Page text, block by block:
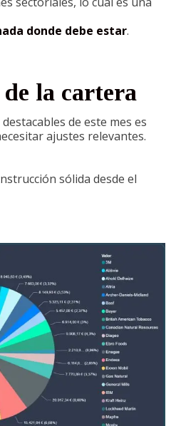
donde debe estar.
la cartera
de este mes es
ajustes relevantes.
sólida desde el